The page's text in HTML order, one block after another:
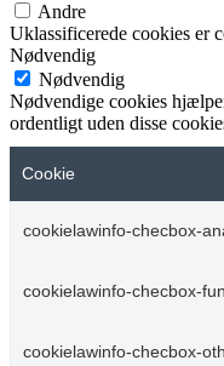
Andre
Uklassificerede cookies er
Nødvendig
Nødvendig
Nødvendige cookies
ordentligt uden disse
Cookie
cookielawinfo-checbox-
cookielawinfo-checbox-
cookielawinfo-checbox-